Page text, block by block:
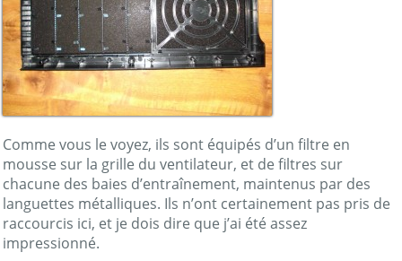
Comme vous le voyez, ils sont équipés d’un filtre en
mousse sur la grille du ventilateur, et de filtres sur
chacune des baies d’entraînement, maintenus par des
languettes métalliques. Ils n’ont certainement pas pris de
raccourcis ici, et je dois dire que j’ai été assez
impressionné.